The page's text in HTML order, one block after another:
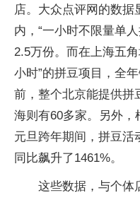
店。大众点评网的数
内，“一小时不限量单
2.5万份。而在上海五
小时”的拼豆项目，全
前，整个北京能提供拼
海则有60多家。另外，
元旦跨年期间，拼豆活
同比飙升了1461%。
这些数据，与个体